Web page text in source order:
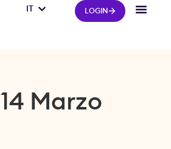
LOGIN
IT
FR
14 Marzo